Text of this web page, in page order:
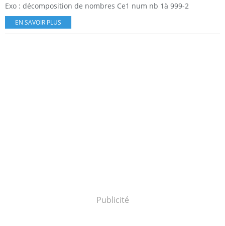
Exo : décomposition de nombres Ce1 num nb 1à 999-2
EN SAVOIR PLUS
Publicité